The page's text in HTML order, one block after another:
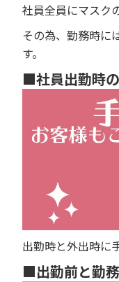
社員全員にマスク
その為、勤務時に
す。
■社員出勤時
出勤時と外出時に
■出勤前と勤